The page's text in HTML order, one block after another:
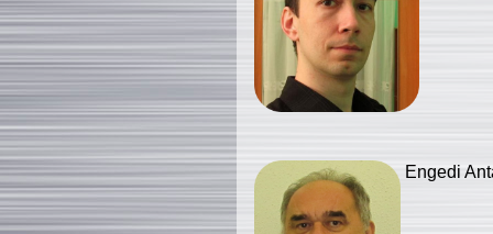
Engedi